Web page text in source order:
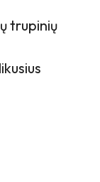
trupinių